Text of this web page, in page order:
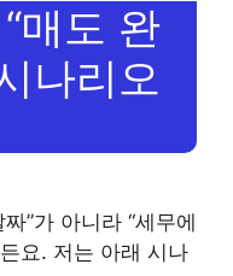
매도 완
나리오
”가 아니라 “세무에
요. 저는 아래 시나